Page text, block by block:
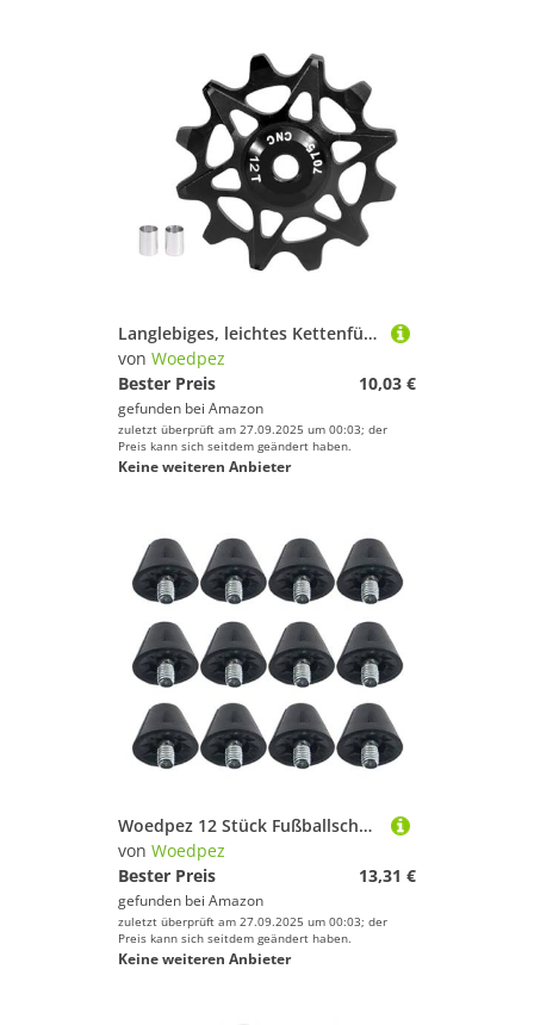
Langlebiges, leichtes Kettenführungsrad für Pendler, Anfänger, Mountainbike-Kettenführung, verbesserte Kettenführung
von Woedpez
Bester Preis
10,03 €
gefunden bei Amazon
zuletzt überprüft am 27.09.2025 um 00:03; der
Preis kann sich seitdem geändert haben.
Keine weiteren Anbieter
Woedpez 12 Stück Fußballschuh-Stollen, Fußballschuh-Spikes, Nylon, Ersatz-Stollen, Schraubstollen
von Woedpez
Bester Preis
13,31 €
gefunden bei Amazon
zuletzt überprüft am 27.09.2025 um 00:03; der
Preis kann sich seitdem geändert haben.
Keine weiteren Anbieter